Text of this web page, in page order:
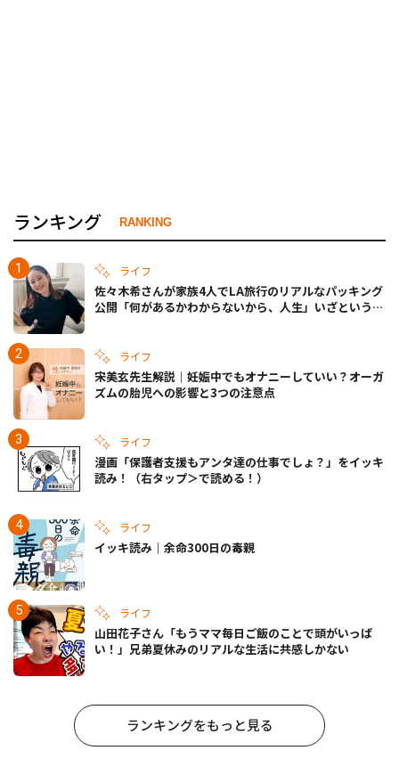
ランキング RANKING
ライフ
佐々木希さんが家族4人でLA旅行のリアルなパッキング
公開「何があるかわからないから、人生」いざというと
ライフ
宋美玄先生解説｜妊娠中でもオナニーしていい？オーガ
ズムの胎児への影響と3つの注意点
ライフ
漫画「保護者支援もアンタ達の仕事でしょ？」をイッキ
読み！（右タップ＞で読める！）
ライフ
イッキ読み｜余命300日の毒親
ライフ
山田花子さん「もうママ毎日ご飯のことで頭がいっぱ
い！」兄弟夏休みのリアルな生活に共感しかない
ランキングをもっと見る